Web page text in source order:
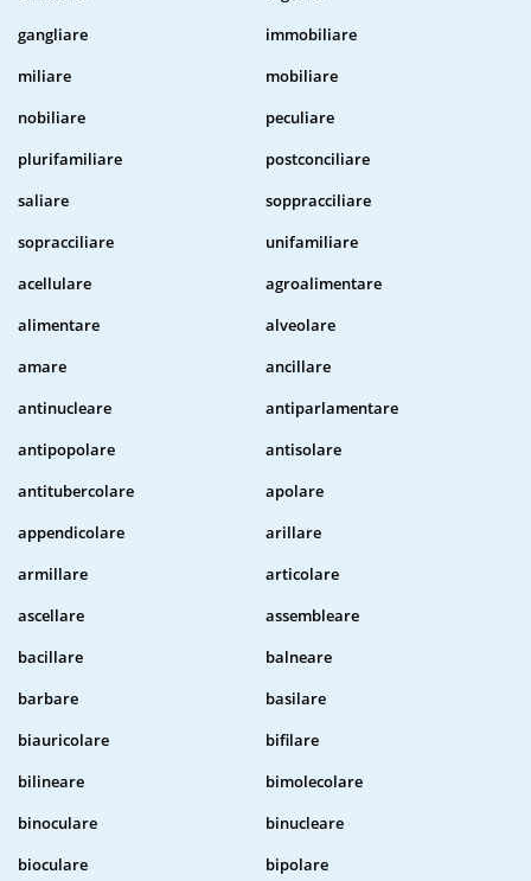
gangliare
immobiliare
miliare
mobiliare
nobiliare
peculiare
plurifamiliare
postconciliare
saliare
soppracciliare
sopracciliare
unifamiliare
acellulare
agroalimentare
alimentare
alveolare
amare
ancillare
antinucleare
antiparlamentare
antipopolare
antisolare
antitubercolare
apolare
appendicolare
arillare
armillare
articolare
ascellare
assembleare
bacillare
balneare
barbare
basilare
biauricolare
bifilare
bilineare
bimolecolare
binoculare
binucleare
bioculare
bipolare